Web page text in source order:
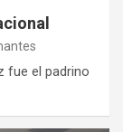
fue el padrino